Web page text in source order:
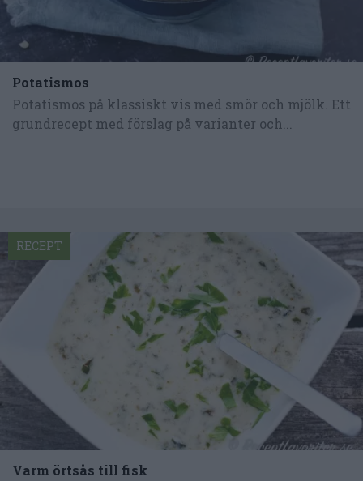
Potatismos
Potatismos på klassiskt vis med smör och mjölk. Ett
grundrecept med förslag på varianter och...
Varm örtsås till fisk
RECEPT